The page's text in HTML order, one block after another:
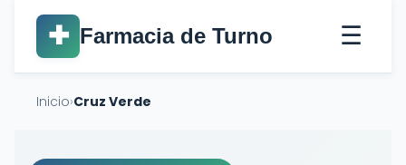
✚ Farmacia de Turno ☰
Inicio›Cruz Verde